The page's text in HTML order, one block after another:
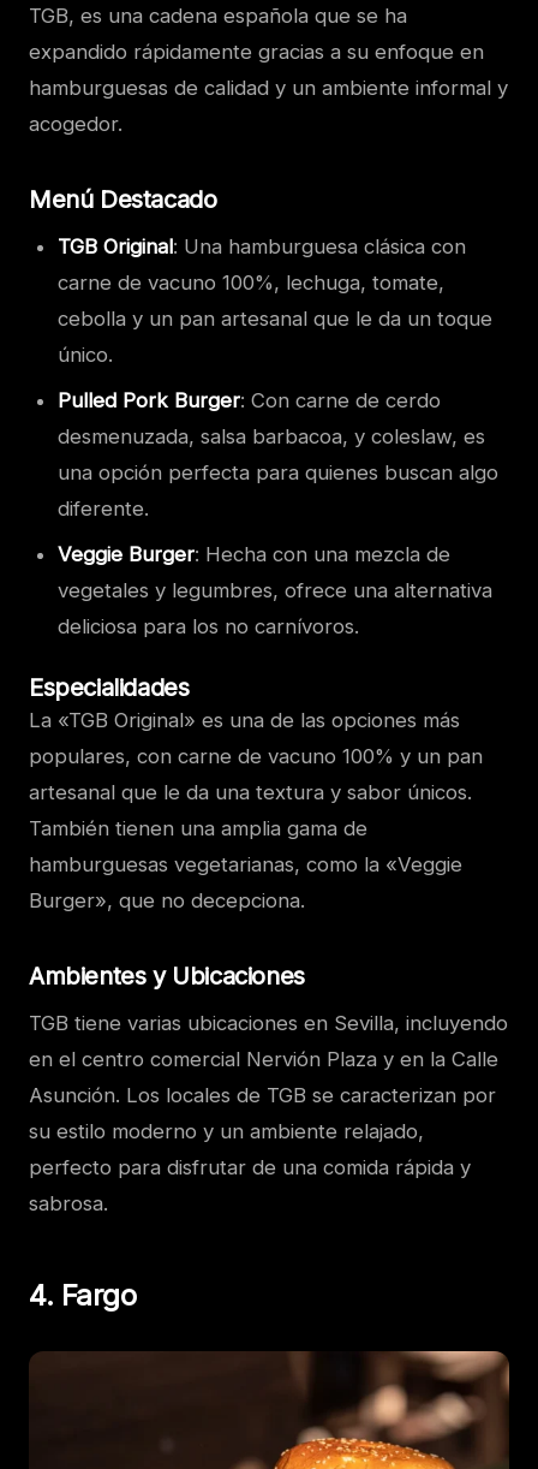
TGB, es una cadena española que se ha
expandido rápidamente gracias a su enfoque en
hamburguesas de calidad y un ambiente informal y
acogedor.
Menú Destacado
TGB Original: Una hamburguesa clásica con
carne de vacuno 100%, lechuga, tomate,
cebolla y un pan artesanal que le da un toque
único.
Pulled Pork Burger: Con carne de cerdo
desmenuzada, salsa barbacoa, y coleslaw, es
una opción perfecta para quienes buscan algo
diferente.
Veggie Burger: Hecha con una mezcla de
vegetales y legumbres, ofrece una alternativa
deliciosa para los no carnívoros.
Especialidades
La «TGB Original» es una de las opciones más
populares, con carne de vacuno 100% y un pan
artesanal que le da una textura y sabor únicos.
También tienen una amplia gama de
hamburguesas vegetarianas, como la «Veggie
Burger», que no decepciona.
Ambientes y Ubicaciones
TGB tiene varias ubicaciones en Sevilla, incluyendo
en el centro comercial Nervión Plaza y en la Calle
Asunción. Los locales de TGB se caracterizan por
su estilo moderno y un ambiente relajado,
perfecto para disfrutar de una comida rápida y
sabrosa.
4. Fargo